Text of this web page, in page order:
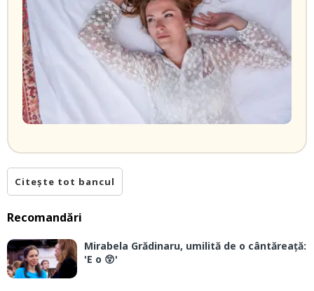
Citește tot bancul
Recomandări
Mirabela Grădinaru, umilită de o cântăreață:
'E o 😲'